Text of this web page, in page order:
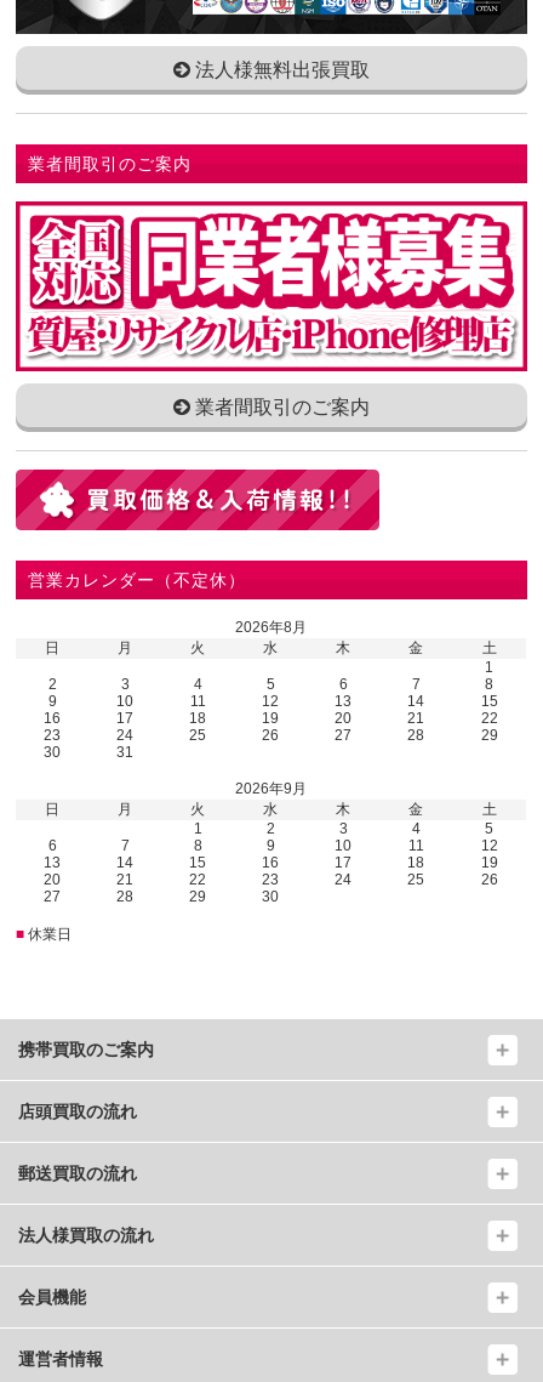
法人様無料出張買取
業者間取引のご案内
業者間取引のご案内
営業カレンダー（不定休）
2026年8月
日
月 火 水 木 金
土
1
2
3 4 5 6 7
8
9
10 11 12 13 14
15
16
17 18 19 20 21
22
23
24 25 26 27 28
29
30
31
2026年9月
日
月 火 水 木 金
土
1
2 3 4
5
6
7 8 9 10 11
12
13
14 15 16 17 18
19
20
21 22 23 24 25
26
27
28 29 30
■ 休業日
携帯買取のご案内
店頭買取の流れ
郵送買取の流れ
法人様買取の流れ
会員機能
運営者情報